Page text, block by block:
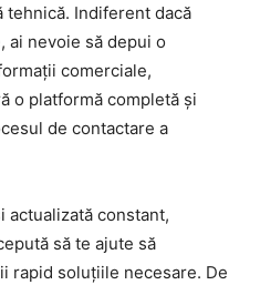
Indiferent dacă
ai nevoie să depui o
comerciale,
o platformă completă și
de contactare a
actualizată constant,
să te ajute să
rapid soluțiile necesare. De